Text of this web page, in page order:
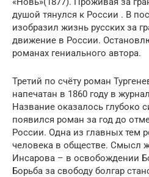
душой тянулся к России . В
изобразил жизнь русских за
движение в России.
романах гениального автора.
Третий по счёту роман
напечатан в 1860 году в
Название оказалось
появился роман за год до
России. Одна из главных тем
человека в обществе. Смысл
Инсарова – в освобождении
Борьба за свободу болгар